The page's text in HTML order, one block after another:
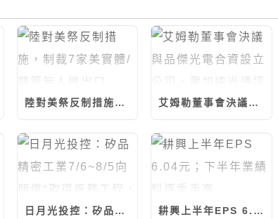
陸對美祭反制措施，制裁7家美實體/嚴管無人機出口 艾姆勒董事會決議與品傑光電合資設立公司，冀加速光通訊產品發展
日月光投控：矽品精密工業7/6~8/5向朋億*取得廠務工程，計約7.14億元 耕興上半年EPS 6.04元；下半年業績料逐季走高